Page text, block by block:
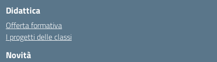
Didattica
Offerta formativa
I progetti delle classi
Novità